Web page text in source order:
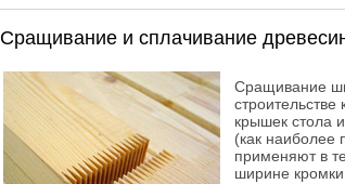
Сращивание и сплачивание
Сращивание
крышек стола
(как
применяют в
ширине